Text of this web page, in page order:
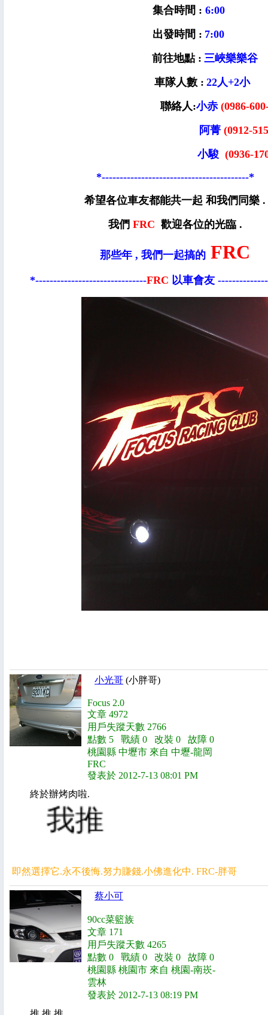
集合時間 : 6:00
出發時間 : 7:00
前往地點 : 三峽樂樂谷
車隊人數 : 22人+2小
聯絡人:小赤(0986-
阿菁 (0912-
小駿 (0936-
*-----------------------------------------*
希望各位車友都能共一起 和我們同樂 .
我們 FRC 歡迎各位的光臨 .
那些年 , 我們一起搞的 FRC
*-------------------------------FRC 以車會友
小光哥 (小胖哥)
Focus 2.0
文章 4972
用戶失蹤天數 2766
點數 5 戰績 0 改裝 0 故障 0
桃園縣 中壢市 來自 中壢-龍岡
FRC
發表於 2012-7-13 08:01 PM
終於辦烤肉啦.
我推
即然選擇它.永不後悔.努力賺錢.小佛進化中. FRC-胖哥
蔡小可
90cc菜籃族
文章 171
用戶失蹤天數 4265
點數 0 戰績 0 改裝 0 故障 0
桃園縣 桃園市 來自 桃園-南崁-
雲林
發表於 2012-7-13 08:19 PM